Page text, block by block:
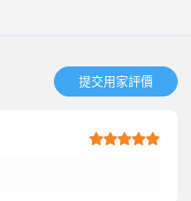
提交用家評價​